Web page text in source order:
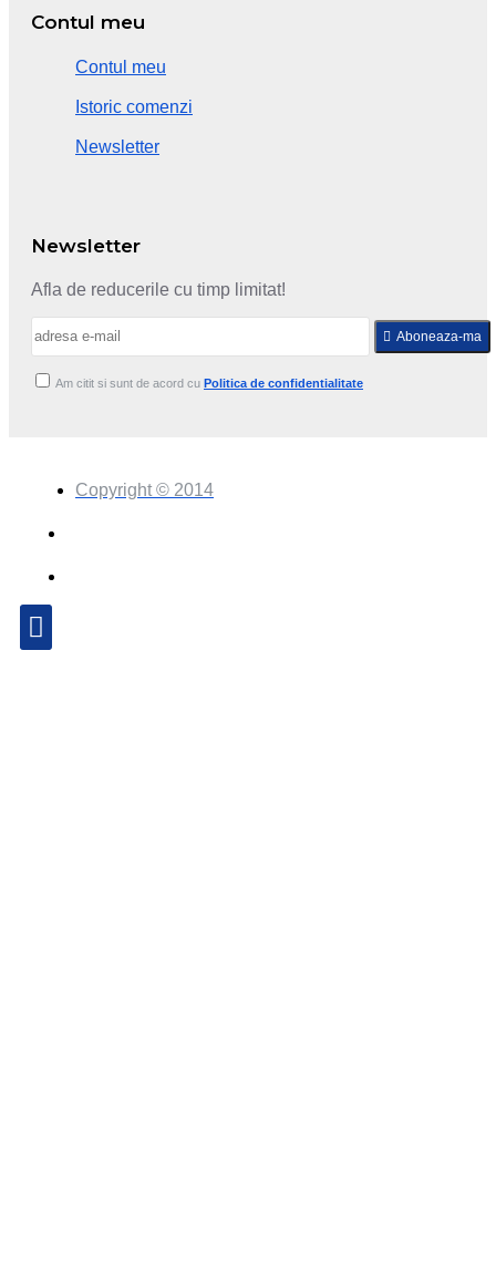
Contul meu
Contul meu
Istoric comenzi
Newsletter
Newsletter
Afla de reducerile cu timp limitat!
Aboneaza-ma
Am citit si sunt de acord cu Politica de confidentialitate
Copyright © 2014